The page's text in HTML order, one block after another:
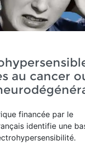
au cancer
financée par le
identifie une